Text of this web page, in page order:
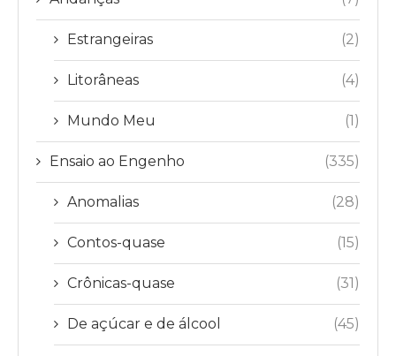
Estrangeiras (2)
Litorâneas (4)
Mundo Meu (1)
Ensaio ao Engenho (335)
Anomalias (28)
Contos-quase (15)
Crônicas-quase (31)
De açúcar e de álcool (45)